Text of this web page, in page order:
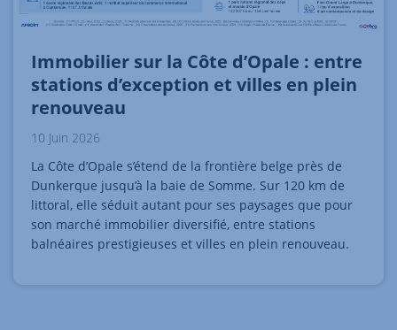
Immobilier sur la Côte d’Opale : entre
stations d’exception et villes en plein
renouveau
10 Juin 2026
La Côte d’Opale s’étend de la frontière belge près de
Dunkerque jusqu’à la baie de Somme. Sur 120 km de
littoral, elle séduit autant pour ses paysages que pour
son marché immobilier diversifié, entre stations
balnéaires prestigieuses et villes en plein renouveau.